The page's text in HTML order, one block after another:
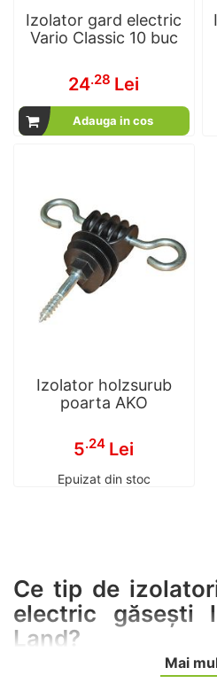
Izolator gard electric
Vario Classic 10 buc
24.28 Lei
Adauga in cos
Izolator holzsurub
poarta AKO
5.24 Lei
Epuizat din stoc
Ce tip de
electric găsești
Land?
Super Farm Land îți vine în
Mai